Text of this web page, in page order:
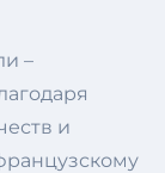
–
и